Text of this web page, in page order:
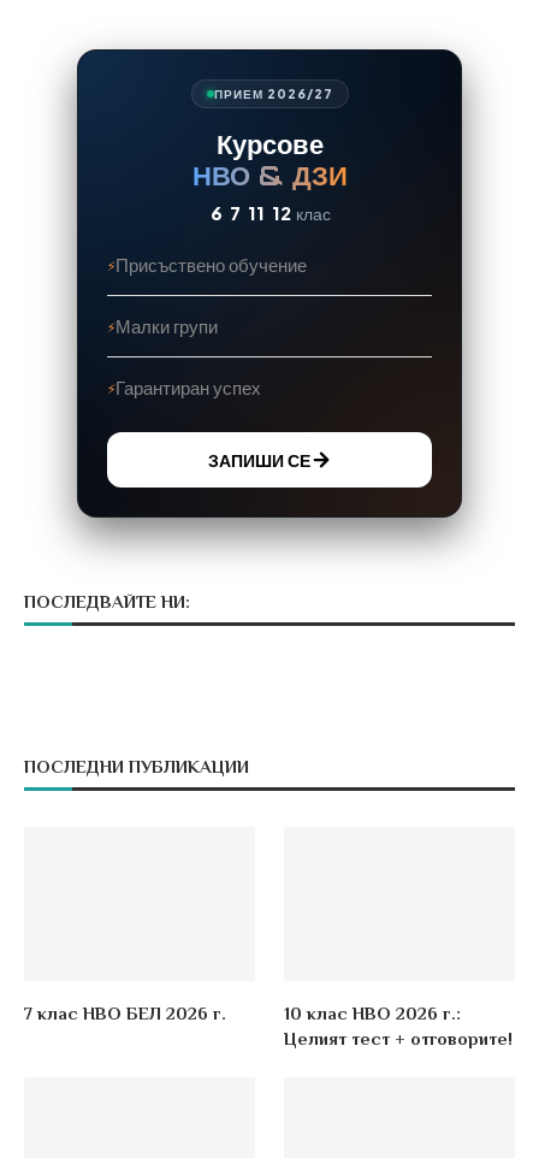
ПРИЕМ 2026/27
Курсове
НВО & ДЗИ
6 7 11 12 клас
Присъствено обучение
Малки групи
Гарантиран успех
ЗАПИШИ СЕ
ПОСЛЕДВАЙТЕ НИ:
ПОСЛЕДНИ ПУБЛИКАЦИИ
7 клас НВО БЕЛ 2026 г.
10 клас НВО 2026 г.:
Целият тест + отговорите!